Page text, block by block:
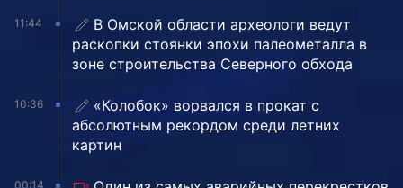
11:44
В Омской области археологи ведут
раскопки стоянки эпохи палеометалла в
зоне строительства Северного обхода
10:36
«Колобок» ворвался в прокат с
абсолютным рекордом среди летних
картин
00:14